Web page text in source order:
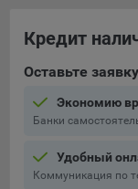
определяющие
дополнительных
предпочтений
пользователя
Подобные
пользователей с
Кредит
Оставьте
Экономию
Банки
Удобный
Коммуникация по